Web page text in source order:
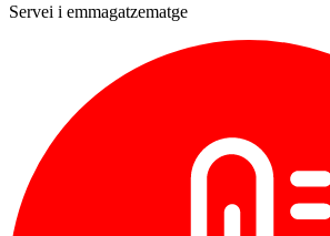
Servei i emmagatzematge